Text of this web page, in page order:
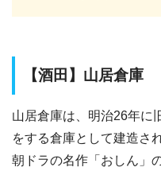
【酒田】山居倉庫
山居倉庫は、明治26年に
をする倉庫として建造さ
朝ドラの名作「おしん」